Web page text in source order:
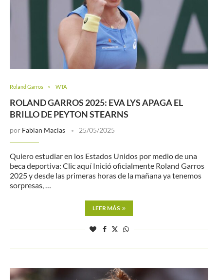
Roland Garros WTA
ROLAND GARROS 2025: EVA LYS APAGA EL
BRILLO DE PEYTON STEARNS
por Fabian Macias 25/05/2025
Quiero estudiar en los Estados Unidos por medio de una
beca deportiva: Clic aquí Inició oficialmente Roland Garros
2025 y desde las primeras horas de la mañana ya tenemos
sorpresas, …
LEER MÁS